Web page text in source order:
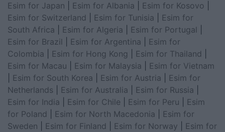
Esim for Japan
Esim for Albania Esim for Kosovo
Esim for Switzerland
Esim for Tunisia
Esim for
South Africa
Esim for Algeria Esim for Portugal
Esim for Brazil
Esim for Argentina
Esim for
Colombia
Esim for Hong Kong Esim for Thailand
Esim for Macau
Esim for Malaysia
Esim for Vietnam
Esim for South Korea Esim for Austria
Esim for
Netherlands
Esim for Australia Esim for Russia
Esim for India
Esim for Chile Esim for Peru
Esim
for Poland
Esim for North Macedonia
Esim for
Sweden
Esim for Finland Esim for Norway
Esim for